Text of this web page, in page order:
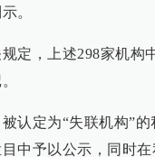
。
定，上述298家机构
认定为“失联机构”
中予以公示，同时